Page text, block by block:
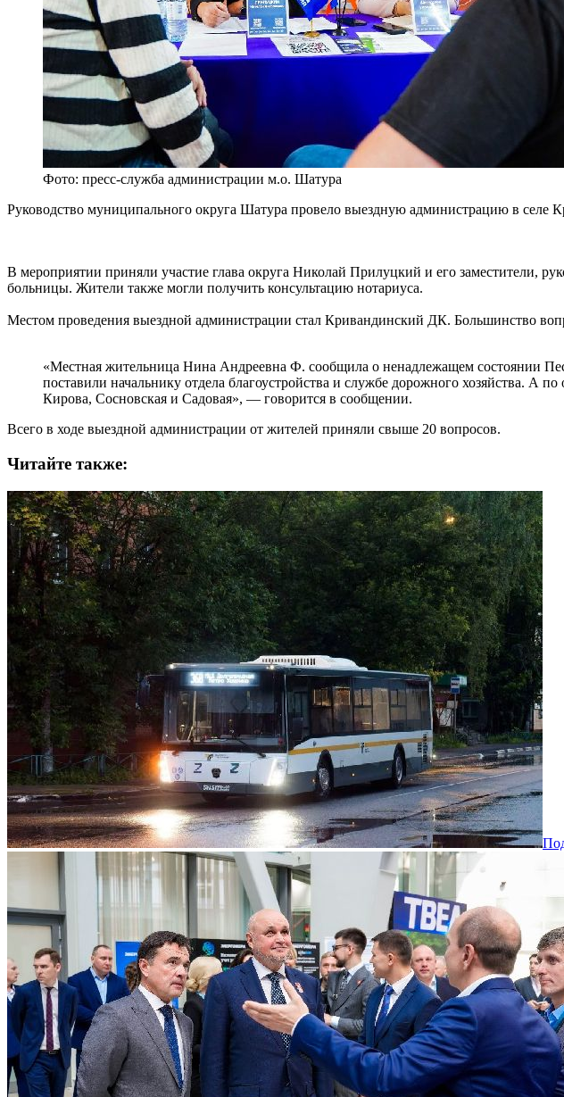
Фото: пресс-служба администрации м.о. Шатура
Руководство муниципального округа Шатура провело выездную администрацию в селе
В мероприятии приняли участие глава округа Николай Прилуцкий и его заместители,
больницы. Жители также могли получить консультацию нотариуса.
Местом проведения выездной администрации стал Кривандинский ДК. Большинство
«Местная жительница Нина Андреевна Ф. сообщила о ненадлежащем состоянии
поставили начальнику отдела благоустройства и службе дорожного хозяйства.
Кирова, Сосновская и Садовая», — говорится в сообщении.
Всего в ходе выездной администрации от жителей приняли свыше 20 вопросов.
Читайте также: